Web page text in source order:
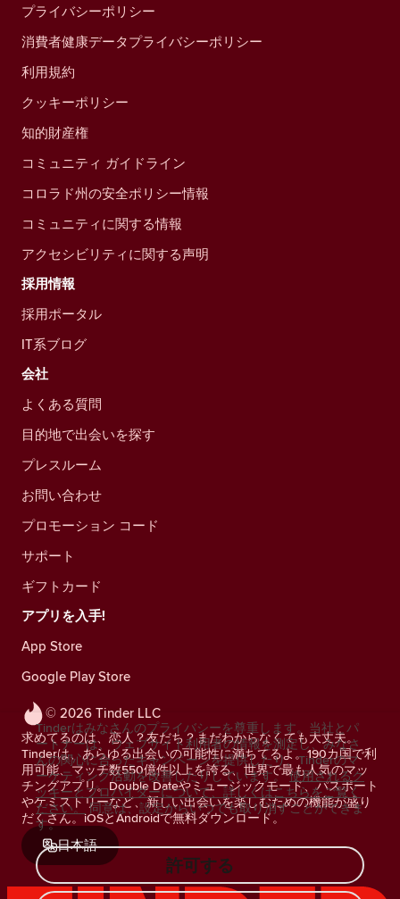
© 2026 Tinder LLC
求めてるのは、恋人？友だち？まだわからなくても大丈夫。
Tinderは、あらゆる出会いの可能性に満ちてるよ。190カ国で利
用可能、マッチ数550億件以上を誇る、世界で最も人気のマッ
チングアプリ。Double Dateやミュージックモード、パスポート
やケミストリーなど、新しい出会いを楽しむための機能が盛り
だくさん。iOSとAndroidで無料ダウンロード。
日本語
プライバシーポリシー
消費者健康データプライバシーポリシー
利用規約
クッキーポリシー
知的財産権
コミュニティ ガイドライン
コロラド州の安全ポリシー情報
コミュニティに関する情報
アクセシビリティに関する声明
採用情報
採用ポータル
IT系ブログ
会社
よくある質問
目的地で出会いを探す
プレスルーム
お問い合わせ
プロモーション コード
サポート
ギフトカード
アプリを入手!
App Store
Google Play Store
Tinderはみなさんのプライバシーを尊重します。当社とパ
ートナーは、ウェブサイト利用者の情報を測定し、みなさ
んの関心に合ったキャンペーンを提供したり、Tinderのマ
ーケティング活動を改善したりしています。 使用されるク
ッキーとプロバイダーについて、詳しくはこちらをご覧く
ださい。 同意は、設定からいつでも取り消すことができま
す。
許可する